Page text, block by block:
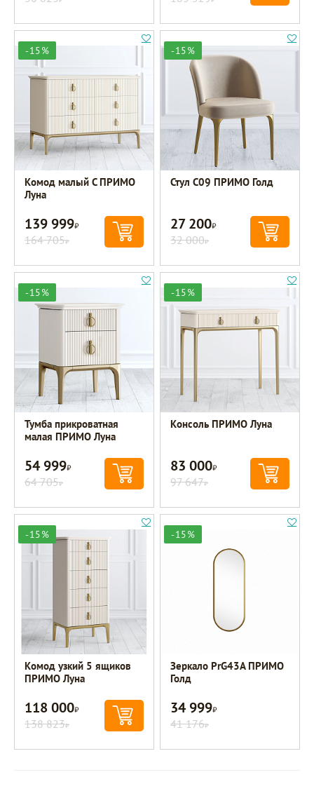
-15%
Комод малый C ПРИМО
Луна
139 999Р
164 705Р
-15%
Стул C09 ПРИМО Голд
27 200Р
32 000Р
-15%
Тумба прикроватная
малая ПРИМО Луна
54 999Р
64 705Р
-15%
Консоль ПРИМО Луна
83 000Р
97 647Р
-15%
Комод узкий 5 ящиков
ПРИМО Луна
118 000Р
138 823Р
-15%
Зеркало PrG43A ПРИМО
Голд
34 999Р
41 176Р